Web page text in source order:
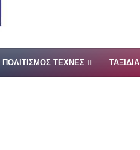
ΠΟΛΙΤΙΣΜΟΣ ΤΕΧΝΕΣ ΤΑΞΙΔΙΑ